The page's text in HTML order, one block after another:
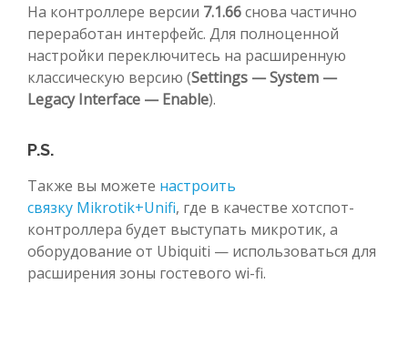
На контроллере версии 7.1.66снова частично
переработан интерфейс. Для полноценной
настройки переключитесь на расширенную
классическую версию (Settings — System —
Legacy Interface — Enable).
P.S.
Также вы можете настроить
связку Mikrotik+Unifi, где в качестве хотспот-
контроллера будет выступать микротик, а
оборудование от Ubiquiti — использоваться для
расширения зоны гостевого wi-fi.